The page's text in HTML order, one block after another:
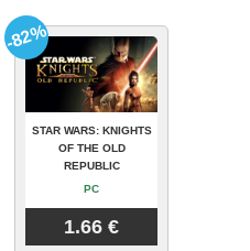
STAR WARS: KNIGHTS
OF THE OLD
REPUBLIC
PC
1.66 €
-82%